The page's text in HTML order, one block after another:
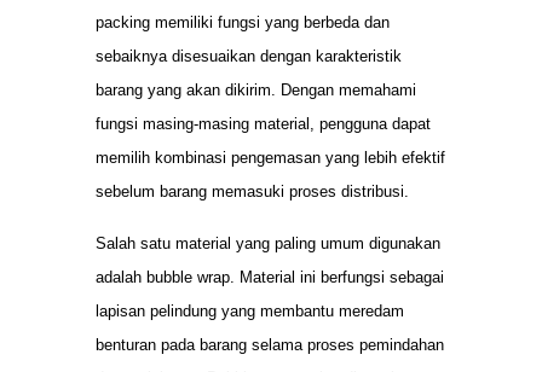
packing memiliki fungsi yang berbeda dan
sebaiknya disesuaikan dengan karakteristik
barang yang akan dikirim. Dengan memahami
fungsi masing-masing material, pengguna dapat
memilih kombinasi pengemasan yang lebih efektif
sebelum barang memasuki proses distribusi.
Salah satu material yang paling umum digunakan
adalah bubble wrap. Material ini berfungsi sebagai
lapisan pelindung yang membantu meredam
benturan pada barang selama proses pemindahan